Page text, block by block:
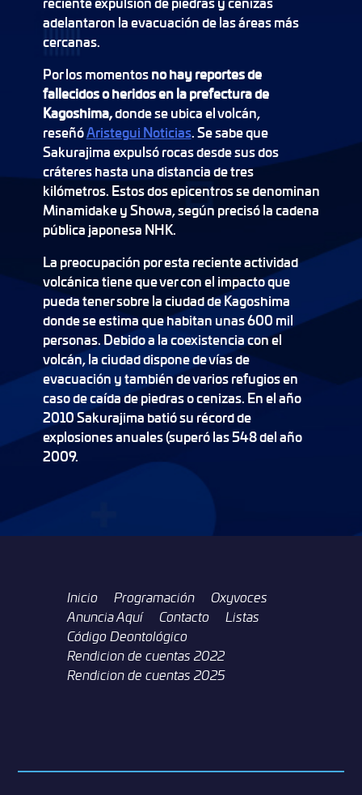
adelantaron la evacuación de las áreas más
cercanas.
Por los momentosno hay reportes de
fallecidos o heridos en la prefectura de
Kagoshima,donde se ubica el volcán,
reseñóAristegui Noticias. Se sabe que
Sakurajima expulsó rocas desde sus dos
cráteres hasta una distancia de tres
kilómetros. Estos dos epicentros se denominan
Minamidake y Showa, según precisó la cadena
pública japonesa NHK.
La preocupación por esta reciente actividad
volcánica tiene que ver con el impacto que
pueda tener sobre la ciudad de Kagoshima
donde se estima que habitan unas 600 mil
personas. Debido a la coexistencia con el
volcán, la ciudad dispone de vías de
evacuación y también de varios refugios en
caso de caída de piedras o cenizas. En el año
2010 Sakurajima batió su récord de
explosiones anuales (superó las 548 del año
2009.
Inicio Programación
Oxyvoces
Anuncia Aquí
Contacto
Listas
Código Deontológico
Rendicion de cuentas 2022
Rendicion de cuentas 2025